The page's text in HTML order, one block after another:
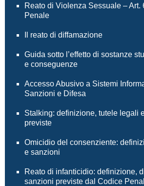
Reato di Violenza Sessuale – Art.
Penale
Il reato di diffamazione
Guida sotto l’effetto di sostanze
e conseguenze
Accesso Abusivo a Sistemi
Sanzioni e Difesa
Stalking: definizione, tutele legali
previste
Omicidio del consenziente:
e sanzioni
Reato di infanticidio: definizione,
sanzioni previste dal Codice